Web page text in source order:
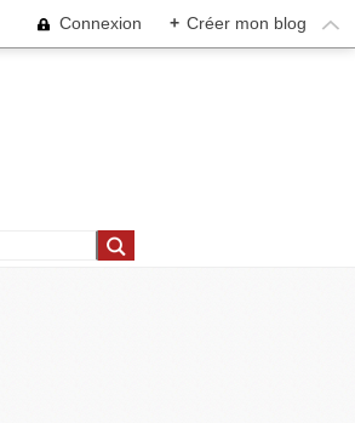
Connexion + Créer mon blog